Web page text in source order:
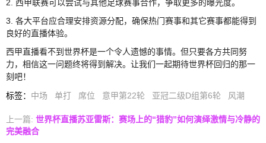
2. 西甲联赛可以尝试与其他足球赛事合作，争取更多的曝光度。
3. 各大平台应合理安排资源分配，确保热门赛事和其它赛事都能得到
良好的直播体验。
西甲直播看不到世界杯是一个令人遗憾的事情。但只要各方共同努
力，相信这一问题终将得到解决。让我们一起期待世界杯回归的那一
刻吧！
标签： 中场 单打 席位 意甲第22轮 亚冠二级D组第6轮 风潮
上一篇: 世界杯直播苏亚雷斯：赛场上的“猎豹”如何演绎激情与冷静的
完美融合